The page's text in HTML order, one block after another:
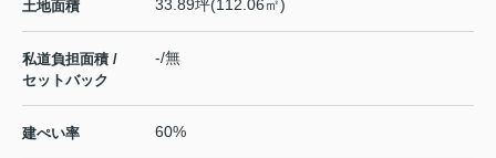
土地面積 33.89坪(112.06㎡)
私道負担面積 /
セットバック
-/無
建ぺい率 60%